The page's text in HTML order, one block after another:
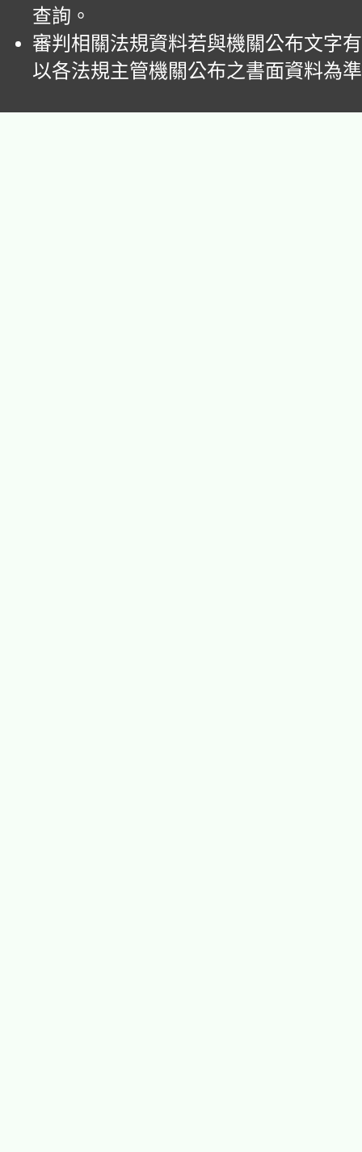
查詢。
審判相關法規資料若與機關公布文字
以各法規主管機關公布之書面資料為